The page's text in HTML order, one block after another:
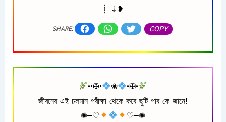
┊ ⇣❥
SHARE: COPY
••✠• ❀
•✠•
জীবনের এই চলমান পরীক্ষা থেকে কবে ছুটি পাব কে জানে!
✺━♡︎
♡︎━✺